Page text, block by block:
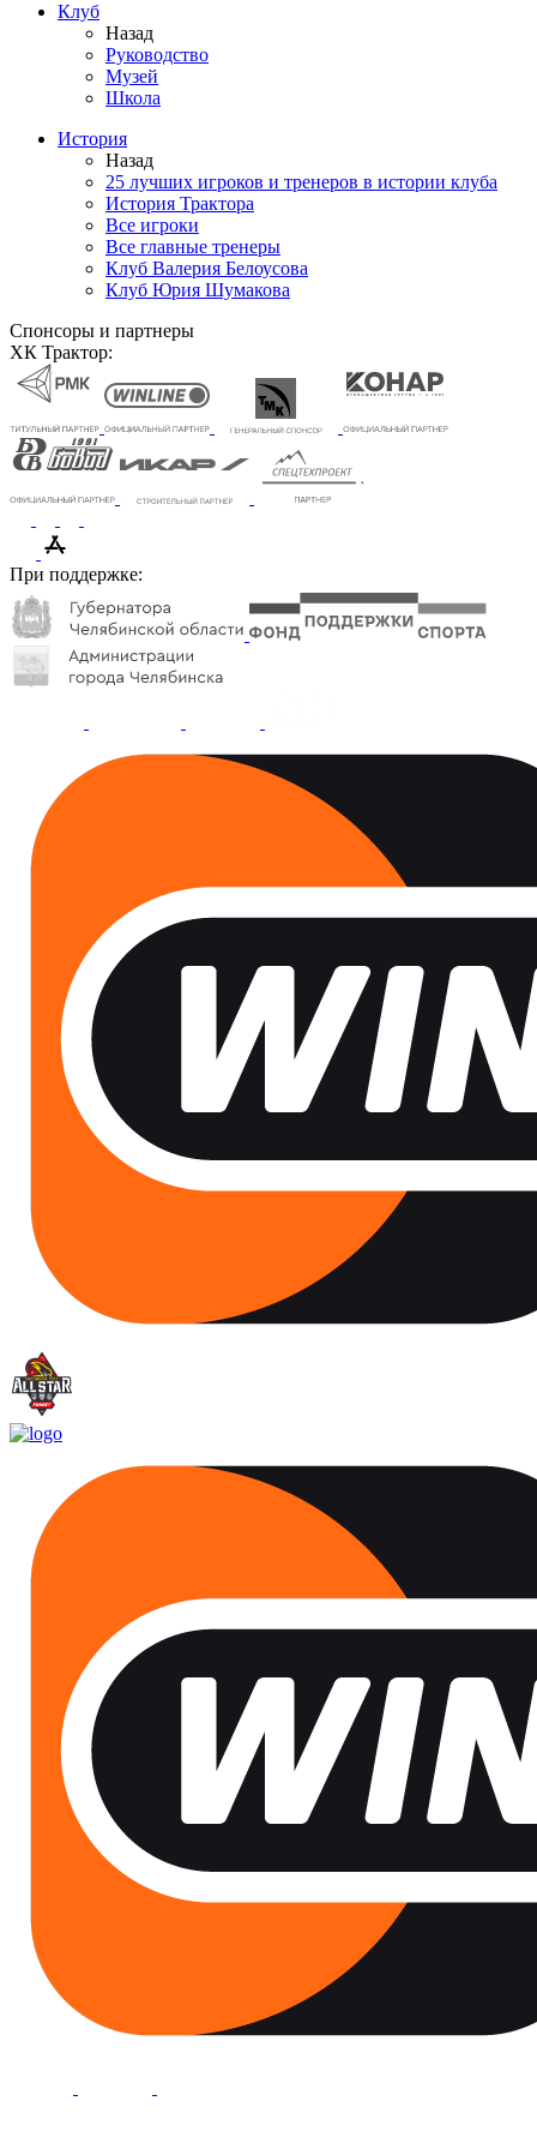
Клуб
Назад
Руководство
Музей
Школа
История
Назад
25 лучших игроков и тренеров в истории клуба
История Трактора
Все игроки
Все главные тренеры
Клуб Валерия Белоусова
Клуб Юрия Шумакова
Спонсоры и партнеры
ХК Трактор:
При поддержке: